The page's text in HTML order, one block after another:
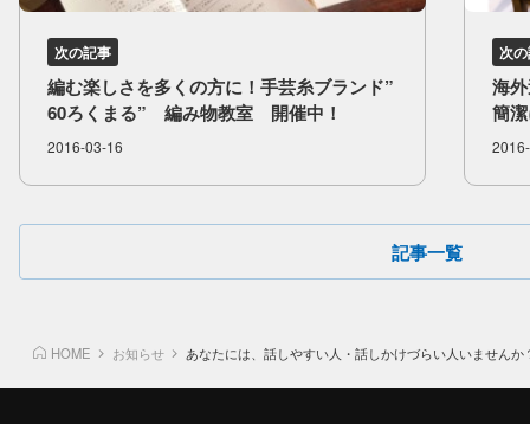
次の記事
編む​楽しさを​多くの​方に！​手芸​糸ブランド”​
60ろく​まる​” 編み物教室 開催中！
2016-03-16
次
海
簡
記事一覧
HOME お知らせ あなたには、話しやすい人・話しかけづらい人いませんか